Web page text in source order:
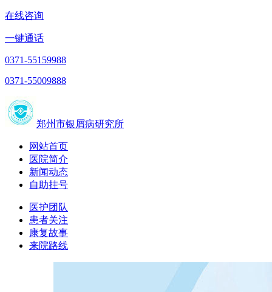
在线咨询
一键通话
0371-55159988
0371-55009888
郑州市银屑病研究所
网站首页
医院简介
新闻动态
自助挂号
医护团队
患者关注
康复故事
来院路线